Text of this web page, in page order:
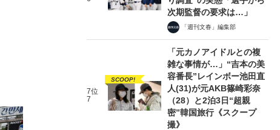
次期監督の要求は…」
「週刊文春」編集部
7位
7
SCOOP!
「元カノアイドルとの複
雑な事情が…」“吉本の美
容番長”レインボー池田直
人(31)が元AKB篠崎彩奈
（28）と2泊3日“超親
密”韓国旅行《スクープ
撮》